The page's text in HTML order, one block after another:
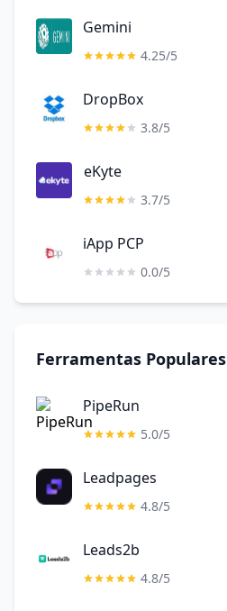
Gemini
4.25/5
DropBox
3.8/5
eKyte
3.7/5
iApp PCP
0.0/5
Ferramentas Populares
PipeRun
5.0/5
Leadpages
4.8/5
Leads2b
4.8/5